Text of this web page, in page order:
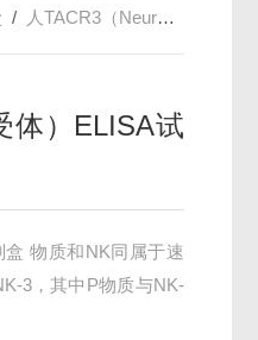
/ 人TACR3（Neuromedin-K受体）ELISA试剂盒
体）ELISA试
盒 物质和NK同属于速
3，其中P物质与NK-